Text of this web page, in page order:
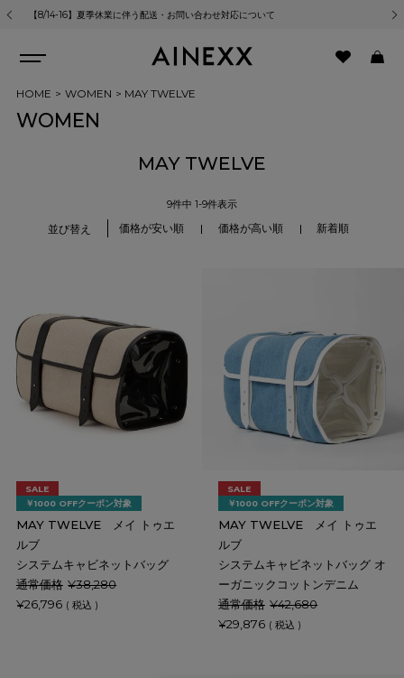
【8/14-16】夏季休業に伴う配送・お問い合わせ対応について 熊
HOME WOMEN MAY TWELVE
WOMEN
MAY TWELVE
並び替え 価格が安い順 価格が高い順 新着順
9件中 1-9件表示
SALE
￥1000 OFFクーポン対象
MAY TWELVE メイ トゥエ
ルブ
システムキャビネットバッグ
通常価格 ¥38,280
¥26,796 税込
SALE
￥1000 OFFクーポン対象
MAY TWELVE メイ トゥエ
ルブ
システムキャビネットバッグ オ
ーガニックコットンデニム
通常価格 ¥42,680
¥29,876 税込